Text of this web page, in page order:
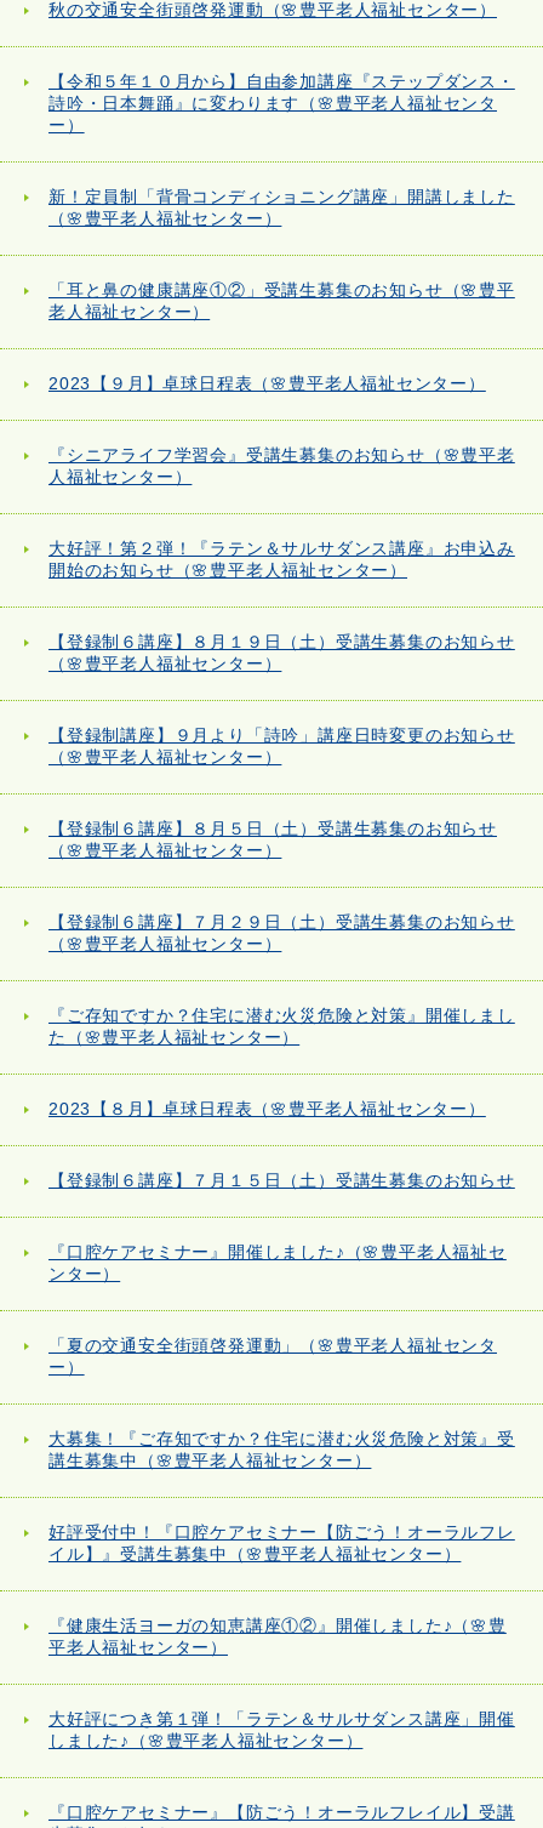
秋の交通安全街頭啓発運動（🌸豊平老人福祉センター）
【令和５年１０月から】自由参加講座『ステップダンス・
詩吟・日本舞踊』に変わります（🌸豊平老人福祉センタ
ー）
新！定員制「背骨コンディショニング講座」開講しました
（🌸豊平老人福祉センター）
「耳と鼻の健康講座①②」受講生募集のお知らせ（🌸豊平
老人福祉センター）
2023【９月】卓球日程表（🌸豊平老人福祉センター）
『シニアライフ学習会』受講生募集のお知らせ（🌸豊平老
人福祉センター）
大好評！第２弾！『ラテン＆サルサダンス講座』お申込み
開始のお知らせ（🌸豊平老人福祉センター）
【登録制６講座】８月１９日（土）受講生募集のお知らせ
（🌸豊平老人福祉センター）
【登録制講座】９月より「詩吟」講座日時変更のお知らせ
（🌸豊平老人福祉センター）
【登録制６講座】８月５日（土）受講生募集のお知らせ
（🌸豊平老人福祉センター）
【登録制６講座】７月２９日（土）受講生募集のお知らせ
（🌸豊平老人福祉センター）
『ご存知ですか？住宅に潜む火災危険と対策』開催しまし
た（🌸豊平老人福祉センター）
2023【８月】卓球日程表（🌸豊平老人福祉センター）
【登録制６講座】７月１５日（土）受講生募集のお知らせ
『口腔ケアセミナー』開催しました♪（🌸豊平老人福祉セ
ンター）
「夏の交通安全街頭啓発運動」（🌸豊平老人福祉センタ
ー）
大募集！『ご存知ですか？住宅に潜む火災危険と対策』受
講生募集中（🌸豊平老人福祉センター）
好評受付中！『口腔ケアセミナー【防ごう！オーラルフレ
イル】』受講生募集中（🌸豊平老人福祉センター）
『健康生活ヨーガの知恵講座①②』開催しました♪（🌸豊
平老人福祉センター）
大好評につき第１弾！「ラテン＆サルサダンス講座」開催
しました♪（🌸豊平老人福祉センター）
『口腔ケアセミナー』【防ごう！オーラルフレイル】受講